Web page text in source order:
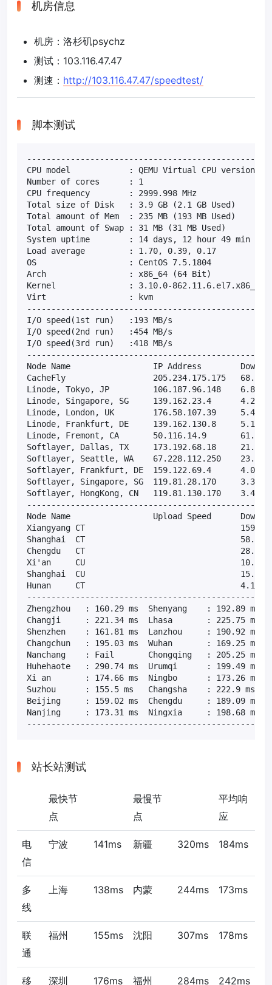
机房信息
机房：洛杉矶psychz
测试：103.116.47.47
测速： http://103.116.47.47/speedtest/
脚本测试
CPU model            : QEMU Virtual CPU version
Number of cores      : 1
CPU frequency        : 2999.998 MHz
Total size of Disk   : 3.9 GB (2.1 GB Used)
Total amount of Mem  : 235 MB (193 MB Used)
Total amount of Swap : 31 MB (31 MB Used)
System uptime        : 14 days, 12 hour 49 min
Load average         : 1.70, 0.39, 0.17
OS                   : CentOS 7.5.1804
Arch                 : x86_64 (64 Bit)
Kernel               : 3.10.0-862.11.6.el7.x86_64
Virt                 : kvm
I/O speed(1st run)   :193 MB/s
I/O speed(2nd run)   :454 MB/s
I/O speed(3rd run)   :418 MB/s
Node Name                 IP Address
CacheFly                  205.234.175.175
Linode, Tokyo, JP         106.187.96.148
Linode, Singapore, SG     139.162.23.4
Linode, London, UK        176.58.107.39
Linode, Frankfurt, DE     139.162.130.8
Linode, Fremont, CA       50.116.14.9
Softlayer, Dallas, TX     173.192.68.18
Softlayer, Seattle, WA    67.228.112.250
Softlayer, Frankfurt, DE  159.122.69.4
Softlayer, Singapore, SG  119.81.28.170
Softlayer, HongKong, CN   119.81.130.170
Node Name                 Upload Speed
Xiangyang CT                                159.30
Shanghai  CT                                58.27
Chengdu   CT                                28.85
Xi'an     CU                                10.99
Shanghai  CU                                15.20
Hunan     CT                                4.18
Zhengzhou   : 160.29 ms  Shenyang    : 192.89
Changji     : 221.34 ms  Lhasa       : 225.75
Shenzhen    : 161.81 ms  Lanzhou     : 190.92
Changchun   : 195.03 ms  Wuhan       :
Nanchang    : Fail       Chongqing   : 205.25
Huhehaote   : 290.74 ms  Urumqi      : 199.49 ms
Xi an       : 174.66 ms  Ningbo      : 173.26
Suzhou      : 155.5 ms   Changsha    : 222.9
Beijing     : 159.02 ms  Chengdu     : 189.09
Nanjing     : 173.31 ms  Ningxia     : 198.68 ms
站长站测试
最快节
点
最慢节
点
平均响
应
电
信
宁波 141ms 新疆 320ms 184ms
多
线
上海 138ms 内蒙 244ms 173ms
联
通
福州 155ms 沈阳 307ms 178ms
移
深圳 176ms 福州 284ms 242ms